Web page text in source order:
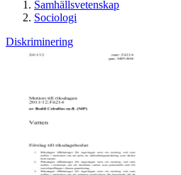
Samhällsvetenskap
Sociologi
Diskriminering